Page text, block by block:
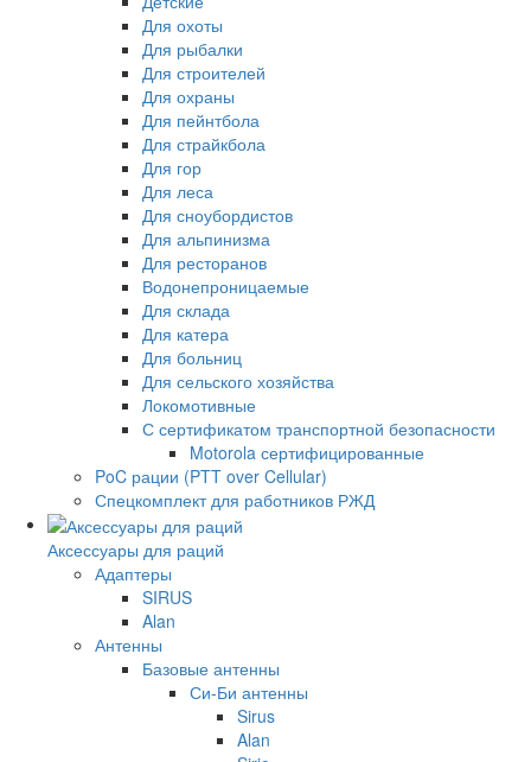
Для охоты
Для рыбалки
Для строителей
Для охраны
Для пейнтбола
Для страйкбола
Для гор
Для леса
Для сноубордистов
Для альпинизма
Для ресторанов
Водонепроницаемые
Для склада
Для катера
Для больниц
Для сельского хозяйства
Локомотивные
С сертификатом транспортной безопасности
Motorola сертифицированные
PoC рации (PTT over Cellular)
Спецкомплект для работников РЖД
Аксессуары для раций
Адаптеры
SIRUS
Alan
Антенны
Базовые антенны
Си-Би антенны
Sirus
Alan